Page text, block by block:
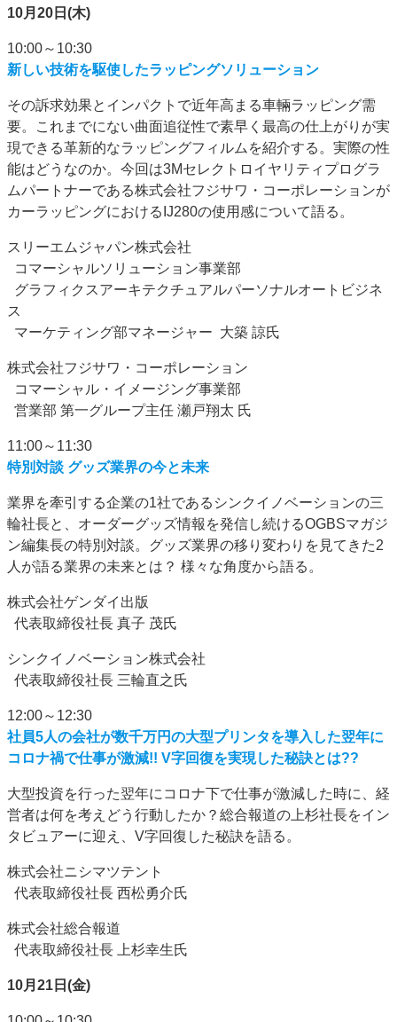
会社案内
お問い合わせ
10月20日(木)
10:00～10:30
新しい技術を駆使したラッピングソリューション
その訴求効果とインパクトで近年高まる車輛ラッピング需
要。これまでにない曲面追従性で素早く最高の仕上がりが実
現できる革新的なラッピングフィルムを紹介する。実際の性
能はどうなのか。今回は3Mセレクトロイヤリティプログラ
ムパートナーである株式会社フジサワ・コーポレーションが
カーラッピングにおけるIJ280の使用感について語る。
スリーエムジャパン株式会社
コマーシャルソリューション事業部
グラフィクスアーキテクチュアルパーソナルオートビジネ
ス
マーケティング部マネージャー 大築 諒氏
株式会社フジサワ・コーポレーション
コマーシャル・イメージング事業部
営業部 第一グループ主任 瀬戸翔太 氏
11:00～11:30
特別対談 グッズ業界の今と未来
業界を牽引する企業の1社であるシンクイノベーションの三
輪社長と、オーダーグッズ情報を発信し続けるOGBSマガジ
ン編集長の特別対談。グッズ業界の移り変わりを見てきた2
人が語る業界の未来とは？ 様々な角度から語る。
株式会社ゲンダイ出版
代表取締役社長 真子 茂氏
シンクイノベーション株式会社
代表取締役社長 三輪直之氏
12:00～12:30
社員5人の会社が数千万円の大型プリンタを導入した翌年に
コロナ禍で仕事が激減!! V字回復を実現した秘訣とは??
大型投資を行った翌年にコロナ下で仕事が激減した時に、経
営者は何を考えどう行動したか？総合報道の上杉社長をイン
タビュアーに迎え、V字回復した秘訣を語る。
株式会社ニシマツテント
代表取締役社長 西松勇介氏
株式会社総合報道
代表取締役社長 上杉幸生氏
10月21日(金)